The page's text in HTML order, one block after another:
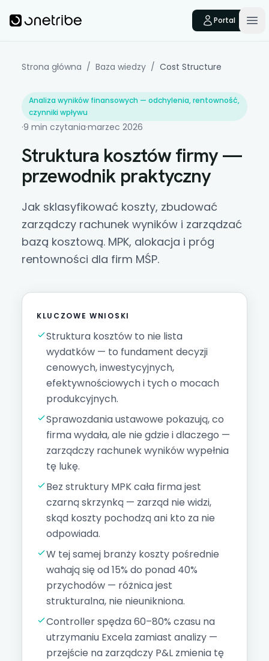
Onetribe
Portal
Strona główna / Baza wiedzy / Cost Structure
Analiza wyników finansowych — odchylenia, rentowność,
czynniki wpływu
·9 min czytania·marzec 2026
Struktura kosztów firmy —
przewodnik praktyczny
Jak sklasyfikować koszty, zbudować
zarządczy rachunek wyników i zarządzać
bazą kosztową. MPK, alokacja i próg
rentowności dla firm MŚP.
KLUCZOWE WNIOSKI
Struktura kosztów to nie lista
wydatków — to fundament decyzji
cenowych, inwestycyjnych,
efektywnościowych i tych o mocach
produkcyjnych.
Sprawozdania ustawowe pokazują, co
firma wydała, ale nie gdzie i dlaczego —
zarządczy rachunek wyników wypełnia
tę lukę.
Bez struktury MPK cała firma jest
czarną skrzynką — zarząd nie widzi,
skąd koszty pochodzą ani kto za nie
odpowiada.
W tej samej branży koszty pośrednie
wahają się od 15% do ponad 40%
przychodów — różnica jest
strukturalna, nie nieunikniona.
Controller spędza 60–80% czasu na
utrzymaniu Excela zamiast analizy —
przejście na zarządczy P&L zmienia tę